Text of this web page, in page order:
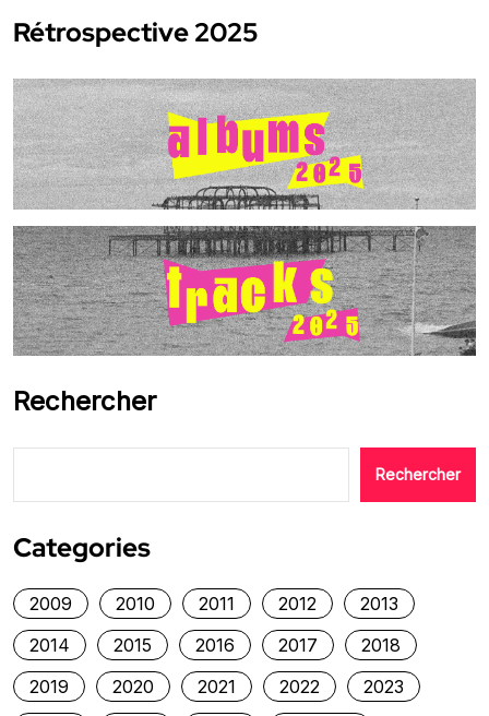
Rétrospective 2025
Rechercher
Rechercher
Categories
2009 2010 2011 2012
2013
2014
2015 2016 2017
2018
2019
2020 2021 2022
2023